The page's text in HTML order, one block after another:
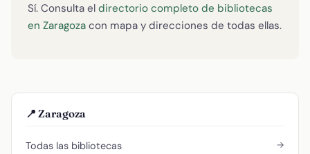
Sí. Consulta el directorio completo de bibliotecas
en Zaragoza con mapa y direcciones de todas ellas.
📍 Zaragoza
Todas las bibliotecas →